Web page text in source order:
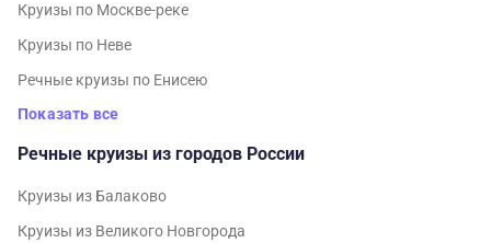
Круизы по Москве-реке
Круизы по Неве
Речные круизы по Енисею
Показать все
Речные круизы из городов России
Круизы из Балаково
Круизы из Великого Новгорода